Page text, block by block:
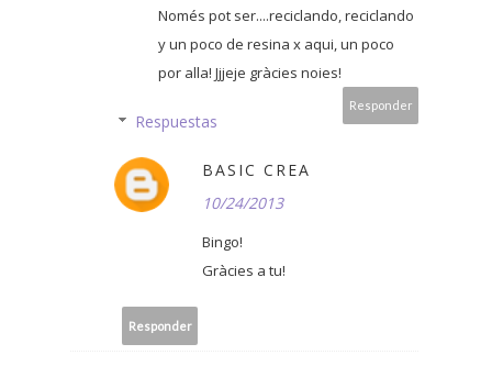
Només pot ser....reciclando, reciclando
y un poco de resina x aqui, un poco
por alla! Jjjeje gràcies noies!
Responder
Respuestas
BASIC CREA
10/24/2013
Bingo!
Gràcies a tu!
Responder